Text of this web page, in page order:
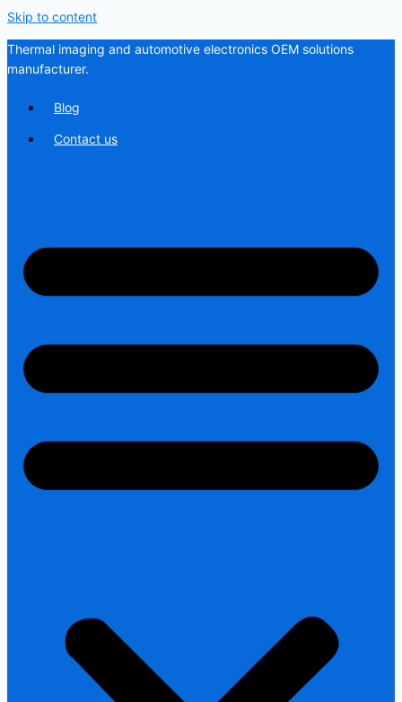
Skip to content
Thermal imaging and automotive electronics OEM solutions
manufacturer.
Blog
Contact us